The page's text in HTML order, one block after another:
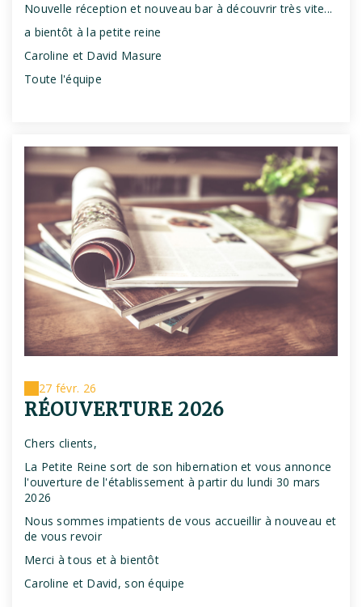
Nouvelle réception et nouveau bar à découvrir très vite...
a bientôt à la petite reine
Caroline et David Masure
Toute l'équipe
27 févr. 26
RÉOUVERTURE 2026
Chers clients,
La Petite Reine sort de son hibernation et vous annonce
l'ouverture de l'établissement à partir du lundi 30 mars
2026
Nous sommes impatients de vous accueillir à nouveau et
de vous revoir
Merci à tous et à bientôt
Caroline et David, son équipe